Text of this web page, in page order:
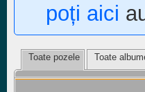
poți aici
Toate pozele Toate